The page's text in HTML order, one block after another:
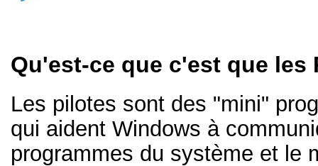
Qu'est-ce que c'est que les
Les pilotes sont des "mini"
qui aident Windows à
programmes du système et le